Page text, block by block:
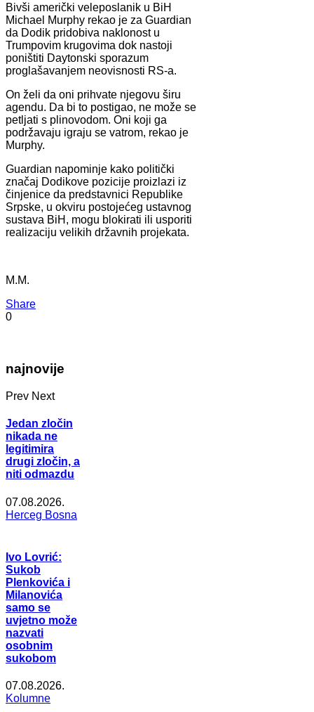
Bivši američki veleposlanik u BiH
Michael Murphy rekao je za Guardian
da Dodik pridobiva naklonost u
Trumpovim krugovima dok nastoji
poništiti Daytonski sporazum
proglašavanjem neovisnosti RS-a.
On želi da oni prihvate njegovu širu
agendu. Da bi to postigao, ne može se
petljati s plinovodom. Oni koji ga
podržavaju igraju se vatrom, rekao je
Murphy.
Guardian napominje kako politički
značaj Dodikove pozicije proizlazi iz
činjenice da predstavnici Republike
Srpske, u okviru postojećeg ustavnog
sustava BiH, mogu blokirati ili usporiti
realizaciju velikih državnih projekata.
M.M.
Share
0
najnovije
Prev Next
Jedan zločin
nikada ne
legitimira
drugi zločin, a
niti odmazdu
07.08.2026.
Herceg Bosna
Ivo Lovrić:
Sukob
Plenkovića i
Milanovića
samo se
uvjetno može
nazvati
osobnim
sukobom
07.08.2026.
Kolumne